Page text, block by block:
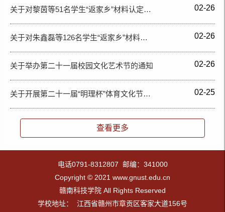
关于对黎茵等51名学生“返家乡”材料认定… 02-26
关于对朱鑫磊等126名学生“返家乡”材料… 02-26
关于举办第二十一届校园文化艺术节的通知 02-26
关于开展第二十一届“明理杯”体育文化节… 02-25
查看更多
电话0791-8312807 邮编：341000
Copyright © 2021 www.gnust.edu.cn
赣南科技学院 All Rights Reserved
学校地址： 江西省赣州市章贡区客家大道156号